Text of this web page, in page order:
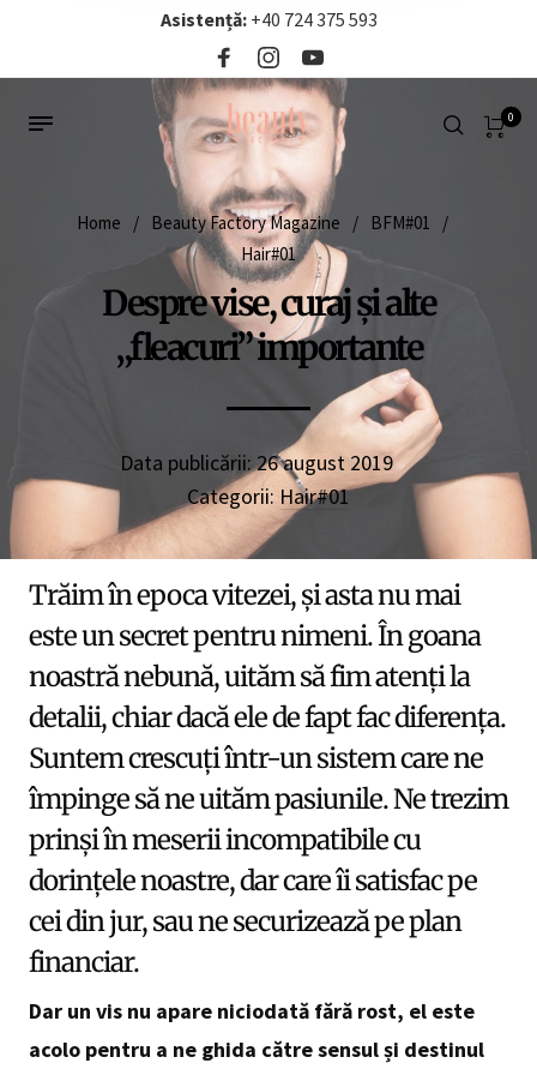
Asistență: +40 724 375 593‬
0
Home / Beauty Factory Magazine / BFM#01
/
Hair#01
Despre vise, curaj și alte
„fleacuri” importante
Data publicării:26 august 2019
Categorii: Hair#01
Trăim în epoca vitezei, și asta nu mai
este un secret pentru nimeni. În goana
noastră nebună, uităm să fim atenți la
detalii, chiar dacă ele de fapt fac diferența.
Suntem crescuți într-un sistem care ne
împinge să ne uităm pasiunile. Ne trezim
prinși în meserii incompatibile cu
dorințele noastre, dar care îi satisfac pe
cei din jur, sau ne securizează pe plan
financiar.
Dar un vis nu apare niciodată fără rost, el este
acolo pentru a ne ghida către sensul și destinul